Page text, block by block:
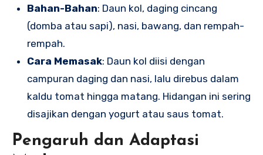
Bahan-Bahan: Daun kol, daging cincang
(domba atau sapi), nasi, bawang, dan rempah-
rempah.
Cara Memasak: Daun kol diisi dengan
campuran daging dan nasi, lalu direbus dalam
kaldu tomat hingga matang. Hidangan ini sering
disajikan dengan yogurt atau saus tomat.
Pengaruh dan Adaptasi